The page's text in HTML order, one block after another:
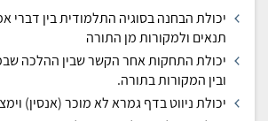
יכולת הבחנה בסוגיה התלמודית בין דברי
תנאים ולמקורות מן התורה
יכולת התחקות אחר הקשר שבין ההלכה
ובין המקורות בתורה.
יכולת ניווט בדף גמרא לא מוכר (אנסין)